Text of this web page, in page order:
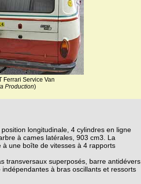
Ferrari Service Van
Production)
longitudinale, 4 cylindres en ligne
à cames latérales, 903 cm3. La
une boîte de vitesses à 4 rapports
transversaux superposés, barre antidévers
à bras oscillants et ressorts